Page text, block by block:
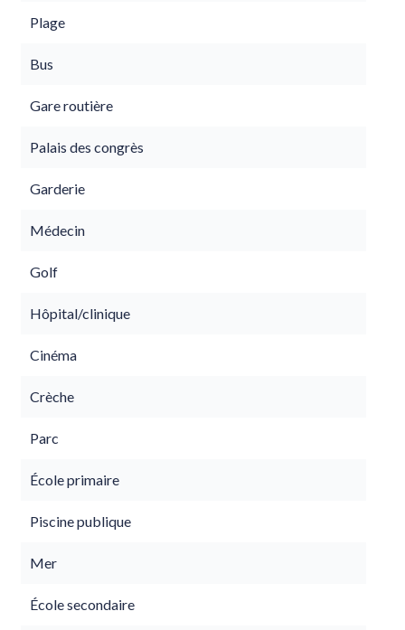
Plage
Bus
Gare routière
Palais des congrès
Garderie
Médecin
Golf
Hôpital/clinique
Cinéma
Crèche
Parc
École primaire
Piscine publique
Mer
École secondaire